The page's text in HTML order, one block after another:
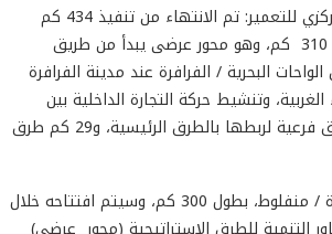
وحول تفاصيل مشروعات الطرق المنفذة، قال اللواء محمود نصار، رئيس الجهاز المركزي للتعمير: تم الانتهاء من تنفيذ 434 كم
طرق، وتشمل، محور الفرارة / ديروط ضمن مشروعات شبكة الطرق القومية، بطول 310 كم، وهو محور عرضى يبدأ من طريق
البحرية / الفرافرة عند مدينة الفرافرة
وتنشيط حركة التجارة الداخلية بين
محافظة الوادي الجديد ومحافظات الصعيد، بجانب 95 كم طرق داخلية بالقرى وطرق فرعية لربطها بالطرق الرئيسية، و29 كم طرق
وأضاف رئيس الجهاز المركزي للتعمير: جار تنفيذ 446 كم طرق، وتشمل، محور تنيدة / منفلوط، بطول 300 كم، وسيتم افتتاحه خلال